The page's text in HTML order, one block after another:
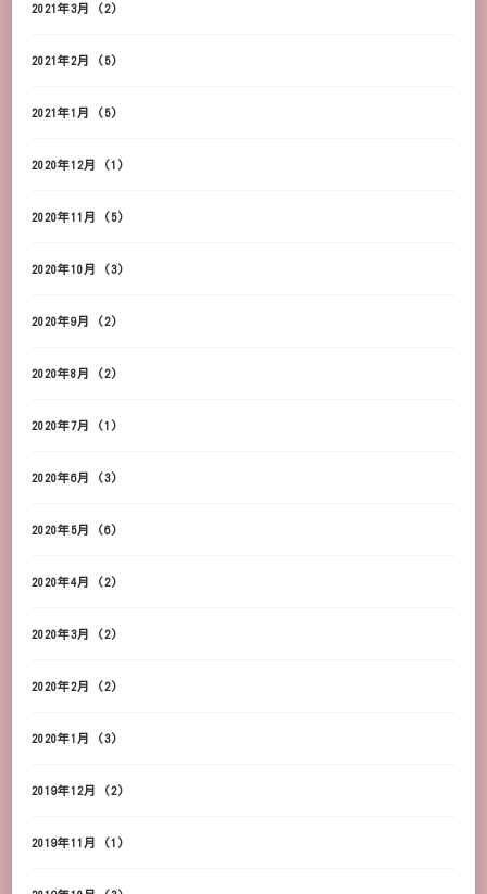
2021年3月 (2)
2021年2月 (5)
2021年1月 (5)
2020年12月 (1)
2020年11月 (5)
2020年10月 (3)
2020年9月 (2)
2020年8月 (2)
2020年7月 (1)
2020年6月 (3)
2020年5月 (6)
2020年4月 (2)
2020年3月 (2)
2020年2月 (2)
2020年1月 (3)
2019年12月 (2)
2019年11月 (1)